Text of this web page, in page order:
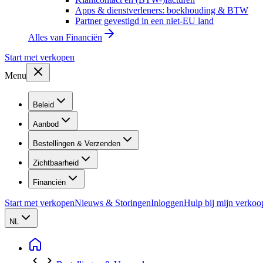
Apps & dienstverleners: boekhouding & BTW
Partner gevestigd in een niet-EU land
Alles van Financiën
Start met verkopen
Menu
Beleid
Aanbod
Bestellingen & Verzenden
Zichtbaarheid
Financiën
Start met verkopenNieuws & StoringenInloggenHulp bij mijn
NL